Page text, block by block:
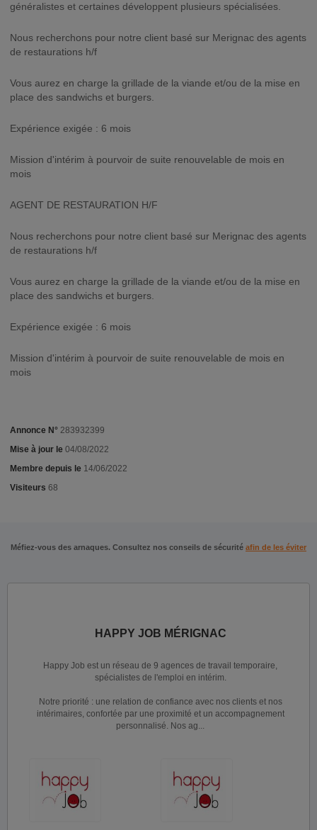
généralistes et certaines développent plusieurs spécialisées.
Nous recherchons pour notre client basé sur Merignac des agents
de restaurations h/f
Vous aurez en charge la grillade de la viande et/ou de la mise en
place des sandwichs et burgers.
Expérience exigée : 6 mois
Mission d'intérim à pourvoir de suite renouvelable de mois en
mois
AGENT DE RESTAURATION H/F
Nous recherchons pour notre client basé sur Merignac des agents
de restaurations h/f
Vous aurez en charge la grillade de la viande et/ou de la mise en
place des sandwichs et burgers.
Expérience exigée : 6 mois
Mission d'intérim à pourvoir de suite renouvelable de mois en
mois
Annonce N° 283932399
Mise à jour le 04/08/2022
Membre depuis le 14/06/2022
Visiteurs 68
Méfiez-vous des arnaques. Consultez nos conseils de sécurité afin de les éviter
HAPPY JOB MÉRIGNAC
Happy Job est un réseau de 9 agences de travail temporaire,
spécialistes de l'emploi en intérim.
Notre priorité : une relation de confiance avec nos clients et nos
intérimaires, confortée par une proximité et un accompagnement
personnalisé. Nos ag...